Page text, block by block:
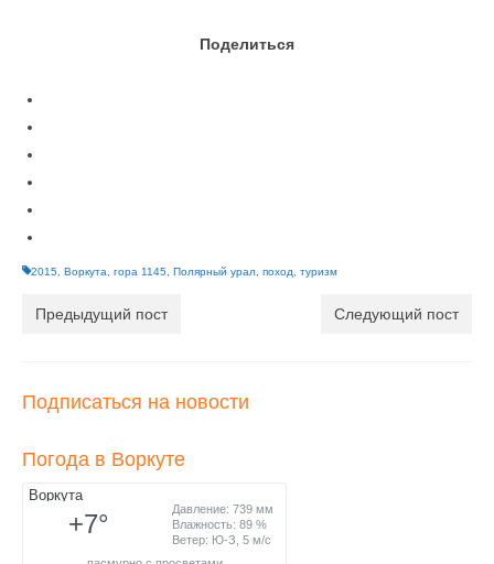
Поделиться
2015 Воркута гора 1145 Полярный урал поход туризм
Предыдущий пост Следующий пост
Подписаться на новости
Погода в Воркуте